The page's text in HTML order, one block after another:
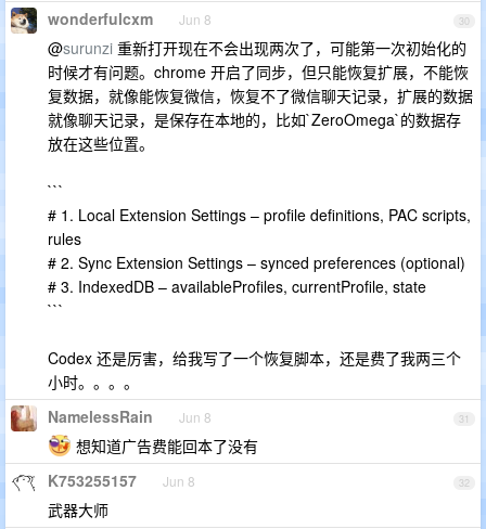
30
wonderfulcxm Jun 8
@surunzi 重新打开现在不会出现两次了，可能第一次初始化的
时候才有问题。chrome 开启了同步，但只能恢复扩展，不能恢
复数据，就像能恢复微信，恢复不了微信聊天记录，扩展的数据
就像聊天记录，是保存在本地的，比如`ZeroOmega`的数据存
放在这些位置。
```
# 1. Local Extension Settings – profile definitions, PAC scripts,
rules
# 2. Sync Extension Settings – synced preferences (optional)
# 3. IndexedDB – availableProfiles, currentProfile, state
```
Codex 还是厉害，给我写了一个恢复脚本，还是费了我两三个
小时。。。。
31
NamelessRain Jun 8
想知道广告费能回本了没有
32
K753255157 Jun 8
武器大师